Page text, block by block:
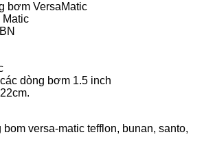
bơm VersaMatic
Matic
dòng bơm 1.5 inch
bom versa-matic tefflon, bunan, santo,